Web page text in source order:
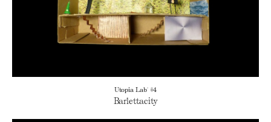
Utopia Lab' #4
Barlettacity